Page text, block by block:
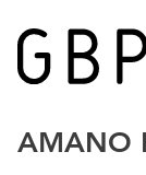
AMANO